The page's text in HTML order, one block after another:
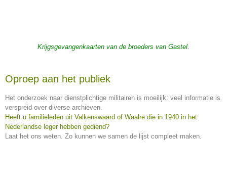
Krijgsgevangenkaarten van de broeders van Gastel.
Oproep aan het publiek
Het onderzoek naar dienstplichtige militairen is moeilijk: veel informatie is
verspreid over diverse archieven.
Heeft u familieleden uit Valkenswaard of Waalre die in 1940 in het
Nederlandse leger hebben gediend?
Laat het ons weten. Zo kunnen we samen de lijst compleet maken.